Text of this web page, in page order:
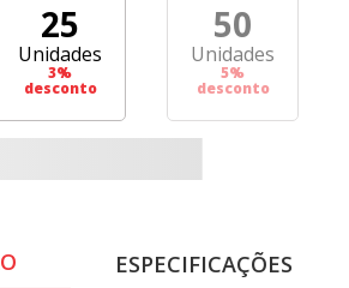
25
Unidades
3%
desconto
50
Unidades
5%
desconto
ESPECIFICAÇÕES